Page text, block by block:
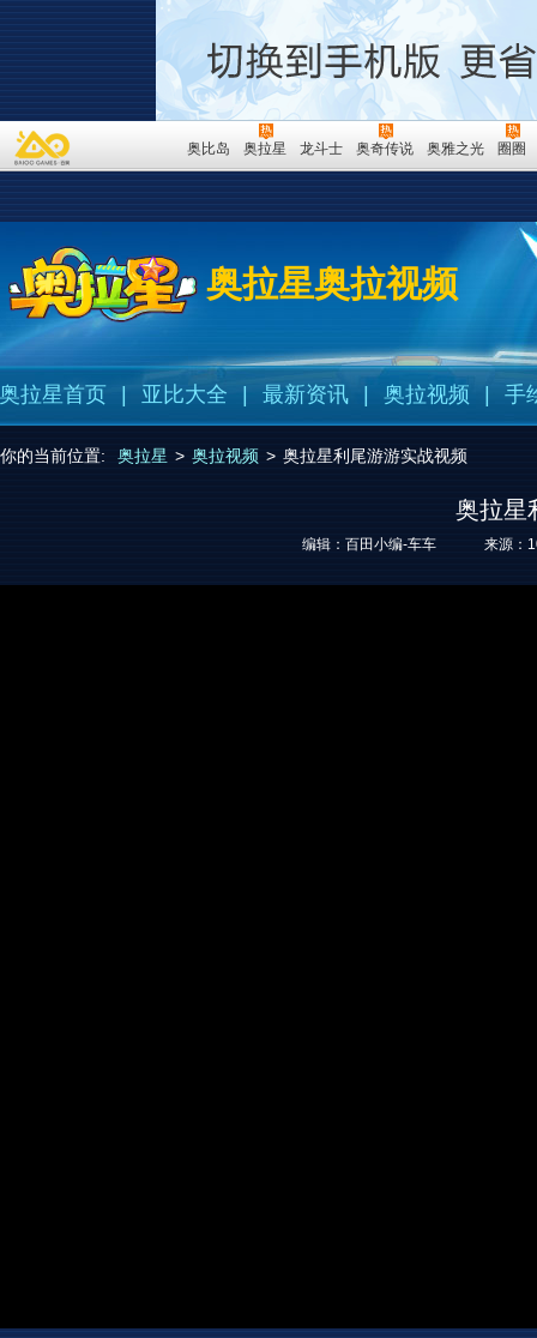
奥比岛 奥拉星 龙斗士 奥奇传说 奥雅之光 圈圈
奥拉星奥拉视频
奥拉星首页 亚比大全 最新资讯 奥拉视频 手
你的当前位置: 奥拉星 > 奥拉视频 > 奥拉星利尾游游实战视频
奥拉星
编辑：百田小编-车车 来源：